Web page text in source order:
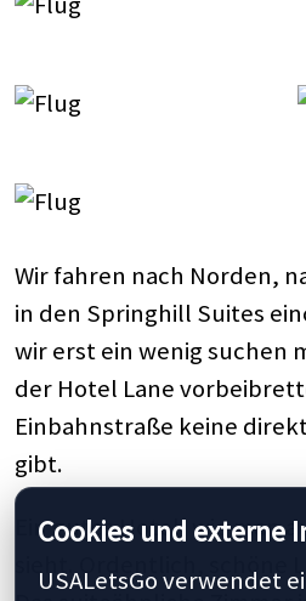
Wir fahren nach Norden,
in den Springhill Suites
wir erst ein wenig suchen
der Hotel Lane
Einbahnstraße keine
gibt.
Ein gutes Hotel, wie man
sieht. Ordentlich, schöne
Cookies und externe
USALetsGo verwendet